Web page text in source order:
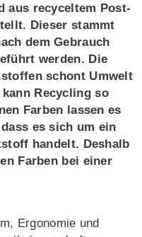
aus recyceltem Post-
Dieser stammt
dem Gebrauch
werden. Die
schont Umwelt
Recycling so
Farben lassen es
es sich um ein
handelt. Deshalb
Farben bei einer
Ergonomie und